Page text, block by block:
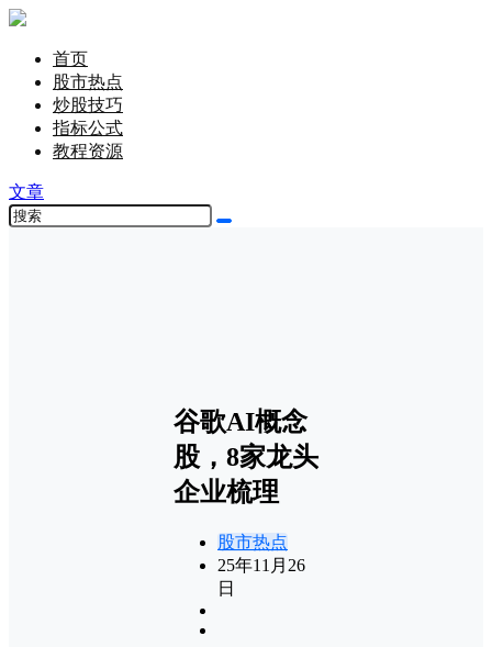
首页
股市热点
炒股技巧
指标公式
教程资源
文章
谷歌AI概念
股，8家龙头
企业梳理
股市热点
25年11月26
日